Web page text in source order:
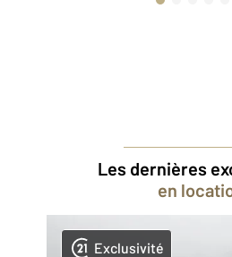
Les dernières
en
Exclusivité